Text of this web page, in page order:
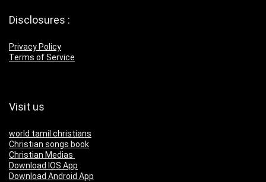
Disclosures :
Privacy Policy
Terms of Service
Visit us
world tamil christians
Christian songs book
Christian Medias
Download IOS App
Download Android App